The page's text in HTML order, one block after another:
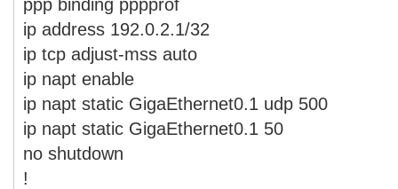
ip address 192.0.2.1/32
ip tcp adjust-mss auto
ip napt enable
ip napt static GigaEthernet0.1 udp 500
ip napt static GigaEthernet0.1 50
no shutdown
!